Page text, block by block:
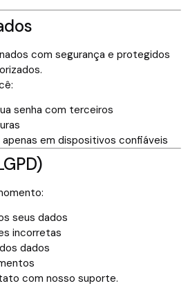
com segurança e protegidos
senha com terceiros
em dispositivos confiáveis
seus dados
incorretas
dados
com nosso suporte.